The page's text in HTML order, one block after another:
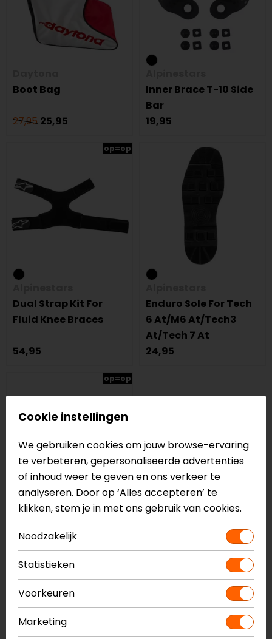
Boot Bag
27,95 25,95
Inner Brace T-10 Side
Bar
19,95
op=op
Dual Strap Kit For
Fluid Knee Braces
54,95
Enduro Sole For Tech
6 At/M6 At/Tech3
At/Tech 7 At
24,95
op=op
Footbed Tech 10
14,95
Waarom kiezen voor motorschoenen
en -laarzen onderdelen?
Het kiezen van de juiste schoenen en laarzen
Cookie instellingen
We gebruiken cookies om jouw browse-ervaring
te verbeteren, gepersonaliseerde advertenties
of inhoud weer te geven en ons verkeer te
analyseren. Door op ‘Alles accepteren’ te
klikken, stem je in met ons gebruik van cookies.
Noodzakelijk
Statistieken
Voorkeuren
Marketing